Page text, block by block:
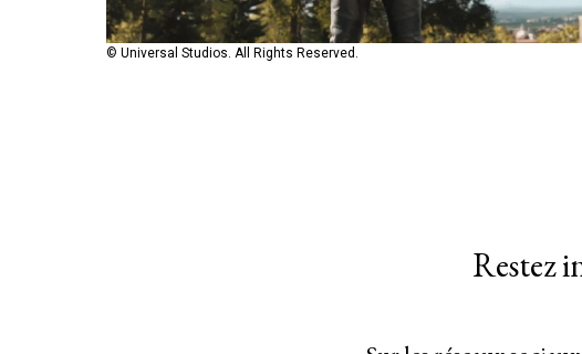
© Universal Studios. All Rights Reserved.
© Universal Studios. All Rights Reserved.
© Universal Studios. All Rights Reserved.
Restez